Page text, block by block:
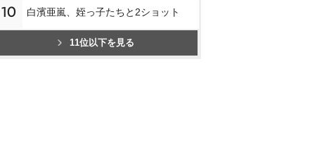
10 白濱亜嵐、姪っ子たちと2ショット
11位以下を見る